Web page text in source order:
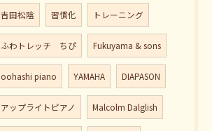
吉田松陰 習慣化 トレーニング
ふわトレッチ ちぴ Fukuyama & sons
oohashi piano YAMAHA DIAPASON
アップライトピアノ Malcolm Dalglish